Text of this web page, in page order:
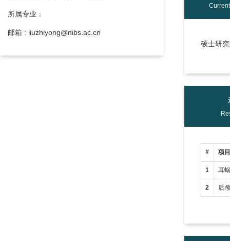
所属专业：
邮箱 : liuzhiyong@nibs.ac.cn
硕士研
# 项
1 耳
2 后